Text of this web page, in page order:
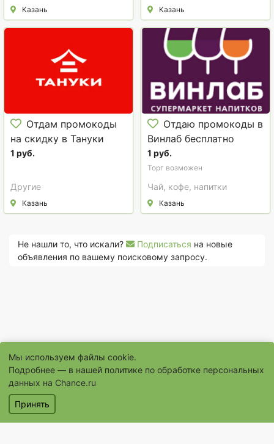
Казань Казань
Отдам промокоды
на скидку в Тануки
1 руб.
Другие
Казань
Отдаю промокоды в
Винлаб бесплатно
1 руб.
Торг возможен
Чай, кофе, напитки
Казань
Не нашли то, что искали? Подписаться на новые
объявления по вашему поисковому запросу.
Мы используем файлы cookie.
Подробнее — в нашей политике по обработке персональных
данных на Chance.ru
Принять
© 1996–2026 Сайт бесплатных объявлений «Шанс.Ру»
® «Шанс», «chance» являются зарегистрированными товарными
знаками